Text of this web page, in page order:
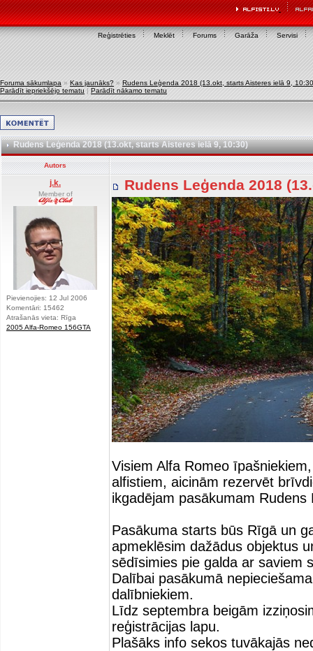
Reģistrēties Meklēt Forums Garāža Servisi
Foruma sākumlapa » Kas jaunāks? » Rudens Leģenda 2018 (13.okt, starts Aisteres ielā 9,
Parādīt iepriekšējo tematu | Parādīt nākamo tematu
Rudens Leģenda 2018 (13.okt, starts Aisteres ielā 9, 10:30)
Autors
j.k.
Member of
Pievienojies: 12 Jul 2006
Komentāri: 15462
Atrašanās vieta: Rīga
2005 Alfa-Romeo 156GTA
Rudens Leģenda 2018
Visiem Alfa Romeo
alfistiem, aicinām rezervēt
ikgadējam pasākumam Rudens
Pasākuma starts būs Rīgā un
apmeklēsim dažādus objektus
sēdīsimies pie galda ar saviem
Dalībai pasākumā
dalībniekiem.
Līdz septembra beigām
reģistrācijas lapu.
Plašāks info sekos tuvākajās